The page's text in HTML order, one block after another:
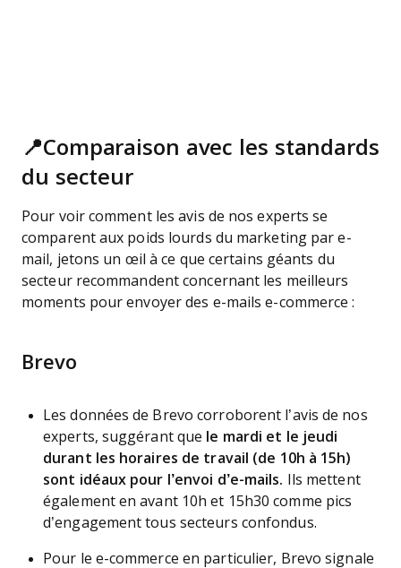
📍Comparaison avec les standards
du secteur
Pour voir comment les avis de nos experts se
comparent aux poids lourds du marketing par e-
mail, jetons un œil à ce que certains géants du
secteur recommandent concernant les meilleurs
moments pour envoyer des e-mails e-commerce :
Brevo
Les données de Brevo corroborent l’avis de nos
experts, suggérant que le mardi et le jeudi
durant les horaires de travail (de 10h à 15h)
sont idéaux pour l’envoi d’e-mails. Ils mettent
également en avant 10h et 15h30 comme pics
d’engagement tous secteurs confondus.
Pour le e-commerce en particulier, Brevo signale